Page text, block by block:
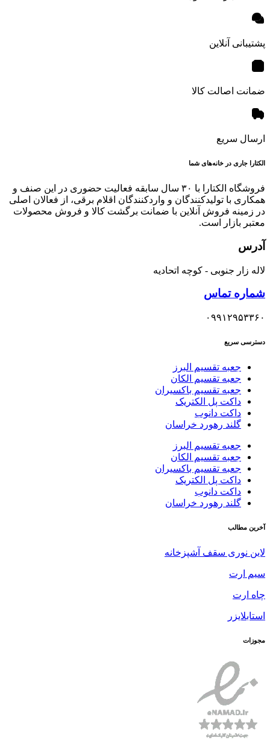
پشتیبانی آنلاین
ضمانت اصالت کالا
ارسال سریع
الکتارا جاری در خانه‌های شما
فروشگاه الکتارا با ۳۰ سال سابقه فعالیت حضوری در این صنف و
همکاری با تولیدکنندگان و واردکنندگان اقلام برقی، از فعالان اصلی
در زمینه فروش آنلاین با ضمانت برگشت کالا و فروش محصولات
معتبر بازار است.
آدرس
لاله زار جنوبی - کوچه اتحادیه
شماره تماس
۰۹۹۱۲۹۵۳۳۶۰
دسترسی سریع
جعبه تقسیم البرز
جعبه تقسیم الکان
جعبه تقسیم باکسیران
داکت پل الکتریک
داکت دانوب
گلند رهورد خراسان
جعبه تقسیم البرز
جعبه تقسیم الکان
جعبه تقسیم باکسیران
داکت پل الکتریک
داکت دانوب
گلند رهورد خراسان
آخرین مطالب
لاین نوری سقف آشپزخانه
سیم ارت
چاه ارت
استابلایزر
مجوزات